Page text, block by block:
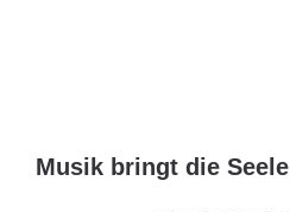
Musik bringt die